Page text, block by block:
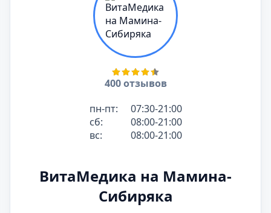
400 отзывов
пн-пт:
07:30-21:00
сб:
08:00-21:00
вс:
08:00-21:00
ВитаМедика на Мамина-
Сибиряка